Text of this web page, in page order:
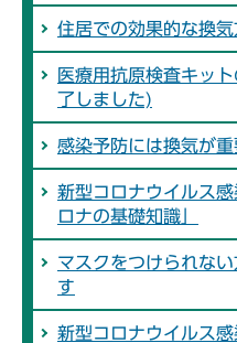
住居での効果的な換
医療用抗原検査キッ
了しました)
感染予防には換気が重
新型コロナウイルス
ロナの基礎知識」
マスクをつけられな
す
新型コロナウイルス